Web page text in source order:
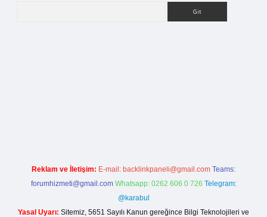
Reklam ve İletişim: E-mail: backlinkpaneli@gmail.com Teams:
forumhizmeti@gmail.com Whatsapp: 0262 606 0 726 Telegram:
@karabul
Yasal Uyarı: Sitemiz, 5651 Sayılı Kanun gereğince Bilgi Teknolojileri ve